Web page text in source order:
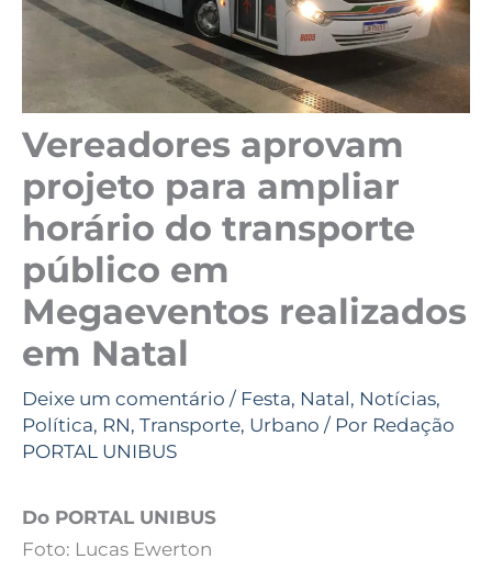
Vereadores aprovam
projeto para ampliar
horário do transporte
público em
Megaeventos realizados
em Natal
Deixe um comentário / Festa, Natal, Notícias,
Política, RN, Transporte, Urbano / Por Redação
PORTAL UNIBUS
Do PORTAL UNIBUS
Foto: Lucas Ewerton